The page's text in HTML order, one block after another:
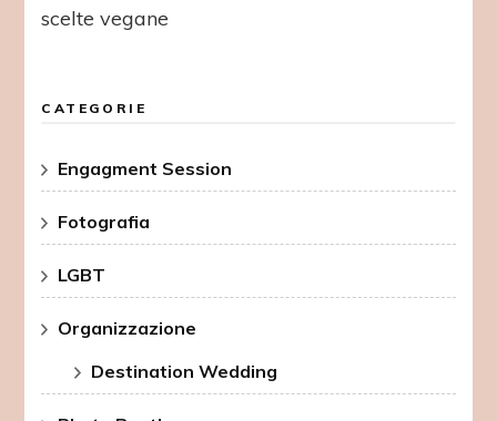
scelte vegane
CATEGORIE
Engagment Session
Fotografia
LGBT
Organizzazione
Destination Wedding